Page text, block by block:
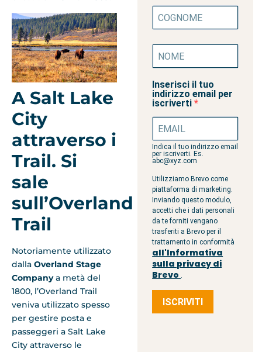
A Salt Lake
City
attraverso i
Trail. Si
sale
sull’Overland
Trail
Notoriamente utilizzato
dalla Overland Stage
Companya metà del
1800, l’Overland Trail
veniva utilizzato spesso
per gestire posta e
passeggeri a Salt Lake
City attraverso le
Inserisci il tuo
indirizzo email per
iscriverti
Indica il tuo indirizzo email
per iscriverti. Es.
abc@xyz.com
Utilizziamo Brevo come
piattaforma di marketing.
Inviando questo modulo,
accetti che i dati personali
da te forniti vengano
trasferiti a Brevo per il
trattamento in conformità
all'Informativa
sulla privacy di
Brevo .
ISCRIVITI